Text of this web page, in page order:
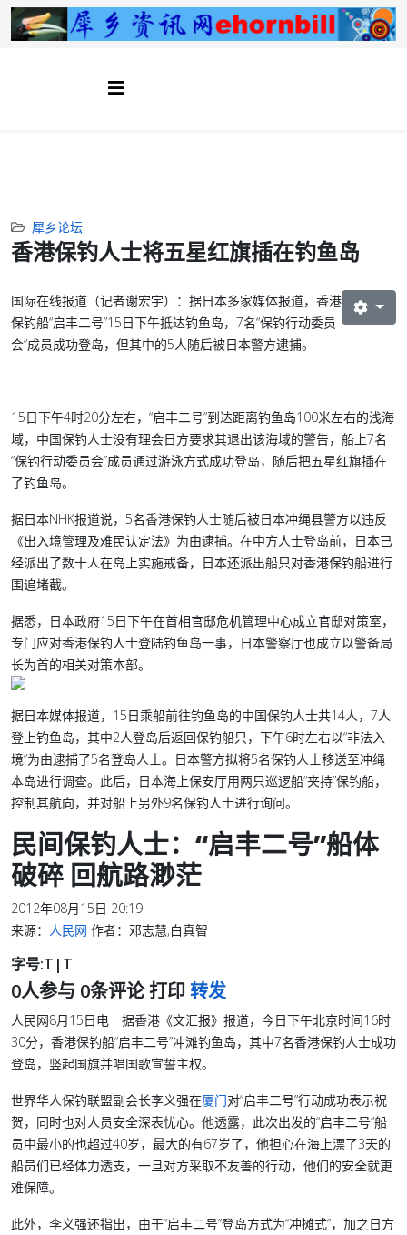
犀乡论坛
香港保钓人士将五星红旗插在钓鱼岛
国际在线报道（记者谢宏宇）：据日本多家媒体报道，香港
保钓船“启丰二号”15日下午抵达钓鱼岛，7名“保钓行动委员
会”成员成功登岛，但其中的5人随后被日本警方逮捕。
15日下午4时20分左右，“启丰二号”到达距离钓鱼岛100米左右的浅海
域，中国保钓人士没有理会日方要求其退出该海域的警告，船上7名
“保钓行动委员会”成员通过游泳方式成功登岛，随后把五星红旗插在
了钓鱼岛。
据日本NHK报道说，5名香港保钓人士随后被日本冲绳县警方以违反
《出入境管理及难民认定法》为由逮捕。在中方人士登岛前，日本已
经派出了数十人在岛上实施戒备，日本还派出船只对香港保钓船进行
围追堵截。
据悉，日本政府15日下午在首相官邸危机管理中心成立官邸对策室，
专门应对香港保钓人士登陆钓鱼岛一事，日本警察厅也成立以警备局
长为首的相关对策本部。
据日本媒体报道，15日乘船前往钓鱼岛的中国保钓人士共14人，7人
登上钓鱼岛，其中2人登岛后返回保钓船只，下午6时左右以“非法入
境”为由逮捕了5名登岛人士。日本警方拟将5名保钓人士移送至冲绳
本岛进行调查。此后，日本海上保安厅用两只巡逻船“夹持”保钓船，
控制其航向，并对船上另外9名保钓人士进行询问。
民间保钓人士：“启丰二号”船体
破碎 回航路渺茫
2012年08月15日 20:19
来源： 人民网 作者：邓志慧,白真智
字号:T | T
0人参与 0条评论打印 转发
人民网8月15日电 据香港《文汇报》报道，今日下午北京时间16时
30分，香港保钓船“启丰二号”冲滩钓鱼岛，其中7名香港保钓人士成功
登岛，竖起国旗并唱国歌宣誓主权。
世界华人保钓联盟副会长李义强在厦门对“启丰二号”行动成功表示祝
贺，同时也对人员安全深表忧心。他透露，此次出发的“启丰二号”船
员中最小的也超过40岁，最大的有67岁了，他担心在海上漂了3天的
船员们已经体力透支，一旦对方采取不友善的行动，他们的安全就更
难保障。
此外，李义强还指出，由于“启丰二号”登岛方式为“冲摊式”，加之日方